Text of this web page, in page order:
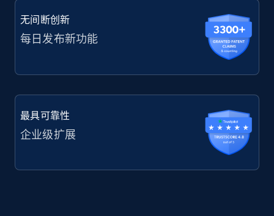
无间断创新
每日发布新功能
最具可靠性
企业级扩展